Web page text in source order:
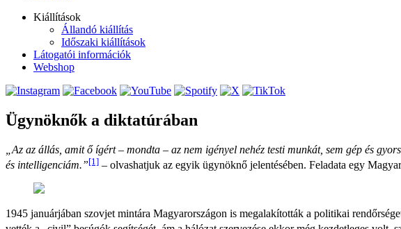
Kiállítások
Állandó kiállítás
Időszaki kiállítások
Látogatói információk
Webshop
Ügynöknők a diktatúrában
„Az az állás, amit ő ígért – mondta – az nem igényel nehéz testi munkát, sem gép és
és intelligenciám.”[1] – olvashatjuk az egyik ügynöknő jelentésében. Feladata egy
1945 januárjában szovjet mintára Magyarországon is megalakították a politikai